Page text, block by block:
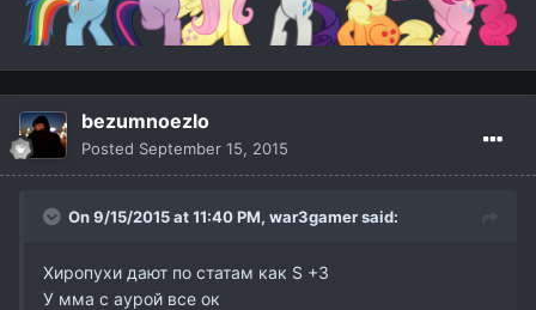
bezumnoezlo
Posted September 15, 2015
On 9/15/2015 at 11:40 PM, war3gamersaid:
Хиропухи дают по статам как S +3
У мма с аурой все ок